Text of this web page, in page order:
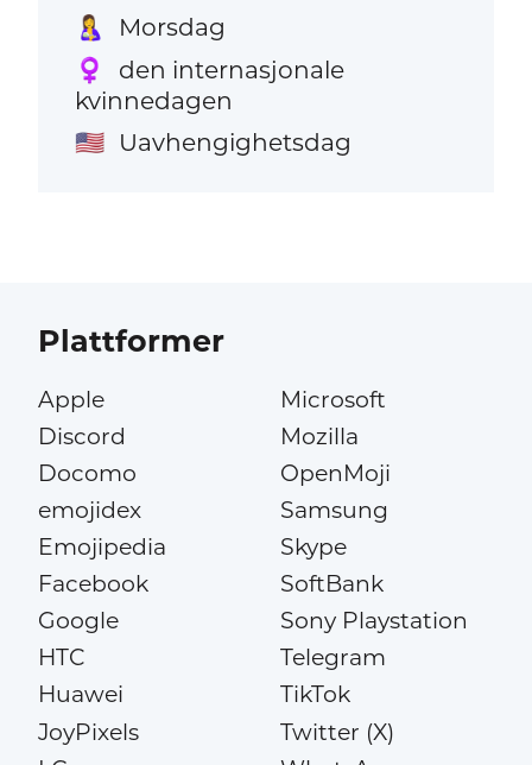
🤱 Morsdag
♀️
den internasjonale
kvinnedagen
🇺🇸 Uavhengighetsdag
Plattformer
Apple
Discord
Docomo
emojidex
Emojipedia
Facebook
Google
HTC
Huawei
JoyPixels
Microsoft
Mozilla
OpenMoji
Samsung
Skype
SoftBank
Sony Playstation
Telegram
TikTok
Twitter (X)